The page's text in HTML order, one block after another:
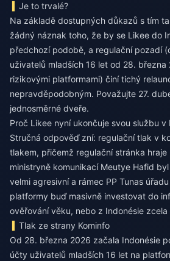
Je to trvalé?
Na základě dostupných důkazů s tím
žádný náznak toho, že by se Likee do
předchozí podobě, a regulační pozadí
uživatelů mladších 16 let od 28.
rizikovými platformami) činí tichý
nepravděpodobným. Považujte 27.
jednosměrné dveře.
Proč Likee nyní ukončuje svou službu v
Stručná odpověď zní: regulační tlak v
tlakem, přičemž regulační stránka hraje
ministryně komunikací Meutye Hafid
velmi agresivní a rámec PP Tunas
platformy buď masivně investovat do
ověřování věku, nebo z Indonésie zcela
Tlak ze strany Kominfo
Od 28. března 2026 začala Indonésie
účty uživatelů mladších 16 let na